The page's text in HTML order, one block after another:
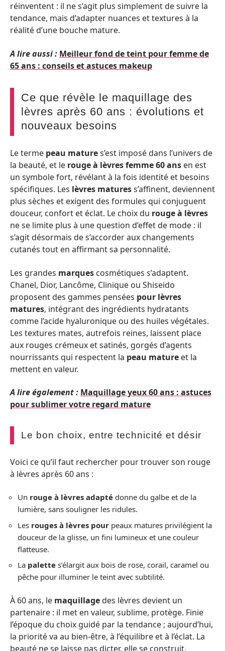
réinventent : il ne s’agit plus simplement de suivre la
tendance, mais d’adapter nuances et textures à la
réalité d’une bouche mature.
A lire aussi : Meilleur fond de teint pour femme de
65 ans : conseils et astuces makeup
Ce que révèle le maquillage des
lèvres après 60 ans : évolutions et
nouveaux besoins
Le terme peau matures’est imposé dans l’univers de
la beauté, et le rouge à lèvres femme 60 ans en est
un symbole fort, révélant à la fois identité et besoins
spécifiques. Les lèvres maturess’affinent, deviennent
plus sèches et exigent des formules qui conjuguent
douceur, confort et éclat. Le choix du rouge à lèvres
ne se limite plus à une question d’effet de mode : il
s’agit désormais de s’accorder aux changements
cutanés tout en affirmant sa personnalité.
Les grandes marques cosmétiques s’adaptent.
Chanel, Dior, Lancôme, Clinique ou Shiseido
proposent des gammes pensées pour lèvres
matures, intégrant des ingrédients hydratants
comme l’acide hyaluronique ou des huiles végétales.
Les textures mates, autrefois reines, laissent place
aux rouges crémeux et satinés, gorgés d’agents
nourrissants qui respectent la peau mature et la
mettent en valeur.
A lire également : Maquillage yeux 60 ans : astuces
pour sublimer votre regard mature
Le bon choix, entre technicité et désir
Voici ce qu’il faut rechercher pour trouver son rouge
à lèvres après 60 ans :
Un rouge à lèvres adapté donne du galbe et de la
lumière, sans souligner les ridules.
Les rouges à lèvres pour peaux matures privilégient la
douceur de la glisse, un fini lumineux et une couleur
flatteuse.
La palette s’élargit aux bois de rose, corail, caramel ou
pêche pour illuminer le teint avec subtilité.
À 60 ans, le maquillagedes lèvres devient un
partenaire : il met en valeur, sublime, protège. Finie
l’époque du choix guidé par la tendance ; aujourd’hui,
la priorité va au bien-être, à l’équilibre et à l’éclat. La
beauté ne se laisse pas dicter, elle se construit,